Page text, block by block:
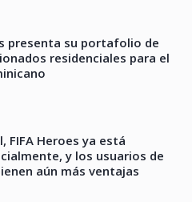
presenta su portafolio de
residenciales para el
FIFA Heroes ya está
y los usuarios de
aún más ventajas